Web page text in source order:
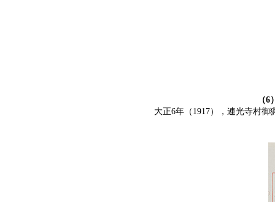
（
大正6年（1917），連光寺村御